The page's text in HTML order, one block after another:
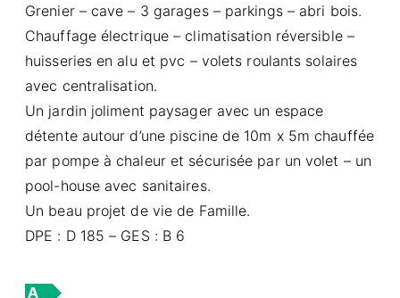
Grenier – cave – 3 garages – parkings – abri bois.
Chauffage électrique – climatisation réversible –
huisseries en alu et pvc – volets roulants solaires
avec centralisation.
Un jardin joliment paysager avec un espace
détente autour d’une piscine de 10m x 5m chauffée
par pompe à chaleur et sécurisée par un volet – un
pool-house avec sanitaires.
Un beau projet de vie de Famille.
DPE : D 185 – GES : B 6